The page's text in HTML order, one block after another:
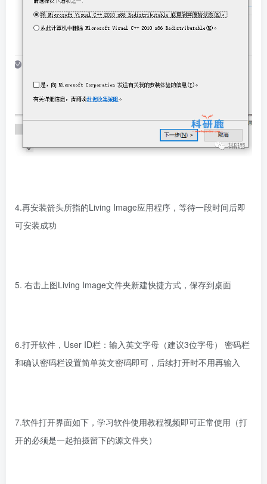
4.再安装箭头所指的Living Image应用程序，等待一段时间后即
可安装成功
5. 右击上图Living Image文件夹新建快捷方式，保存到桌面
6.打开软件，User ID栏：输入英文字母（建议3位字母） 密码栏
和确认密码栏设置简单英文密码即可，后续打开时不用再输入
7.软件打开界面如下，学习软件使用教程视频即可正常使用（打
开的必须是一起拍摄留下的源文件夹）